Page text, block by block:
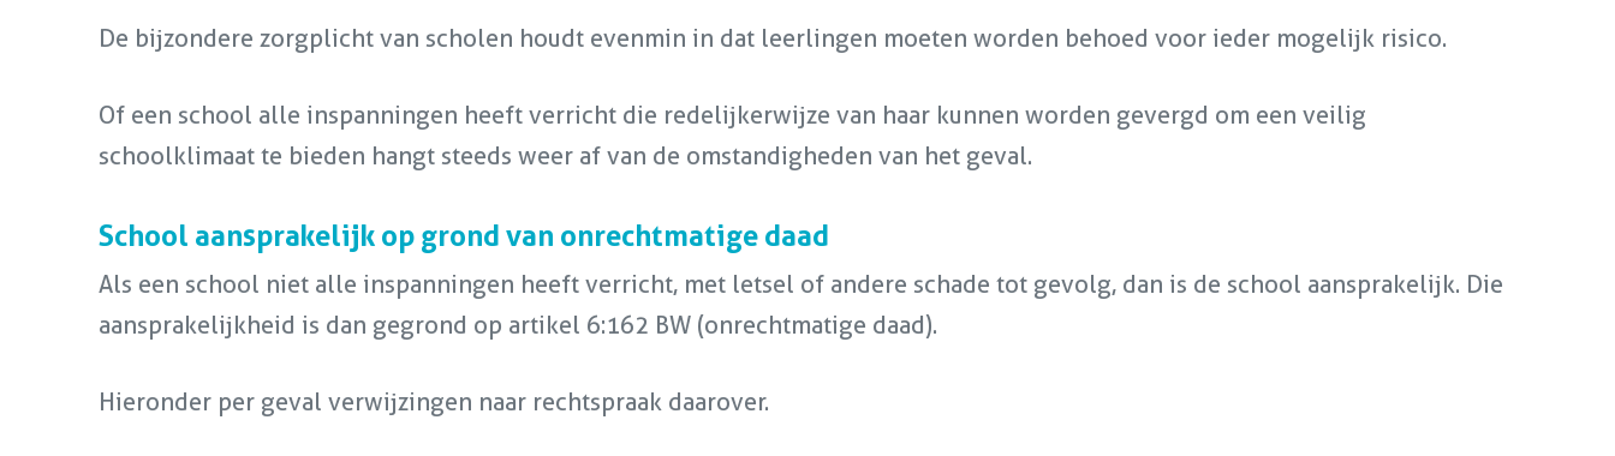
De bijzondere zorgplicht van scholen houdt evenmin in dat leerlingen moeten worden behoed voor ieder mogelijk risico.
Of een school alle inspanningen heeft verricht die redelijkerwijze van haar kunnen worden gevergd om een veilig
schoolklimaat te bieden hangt steeds weer af van de omstandigheden van het geval.
School aansprakelijk op grond van onrechtmatige daad
Als een school niet alle inspanningen heeft verricht, met letsel of andere schade tot gevolg, dan is de school aansprakelijk. Die
aansprakelijkheid is dan gegrond op artikel 6:162 BW (onrechtmatige daad).
Hieronder per geval verwijzingen naar rechtspraak daarover.